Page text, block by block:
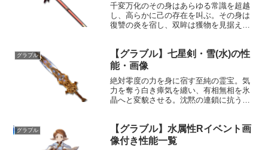
千変万化のその身はあらゆる常識を超越
し、高らかに己の存在を叫ぶ。その身は
復讐の炎を宿し、双眸は獲物を見据えて
段階闇槍1HP攻撃力MAXLv133123675奥
義ビィズス...
グラブル
【グラブル】七星剣・雪(水)の性
能・画像
絶対零度の力を身に宿す至純の霊宝。気
力を奪う白き瘴気を纏い、有相無相を氷
晶へと変貌させる。沈黙の連鎖に抗う術
力MAXLv2202550100奥義北斗大極閃敵
に水属性4...
グラブル
【グラブル】水属性Rイベント画
像付き性能一覧